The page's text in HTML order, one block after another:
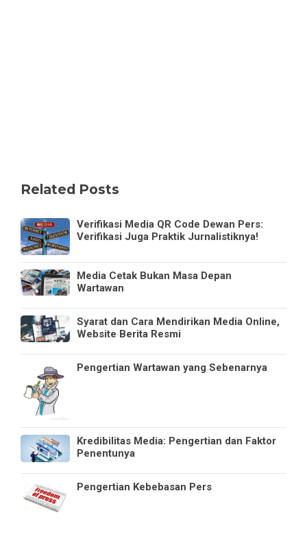
Related Posts
Verifikasi Media QR Code Dewan Pers:
Verifikasi Juga Praktik Jurnalistiknya!
Media Cetak Bukan Masa Depan
Wartawan
Syarat dan Cara Mendirikan Media Online,
Website Berita Resmi
Pengertian Wartawan yang Sebenarnya
Kredibilitas Media: Pengertian dan Faktor
Penentunya
Pengertian Kebebasan Pers